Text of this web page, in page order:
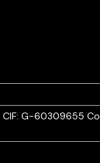
CIF: G-60309655